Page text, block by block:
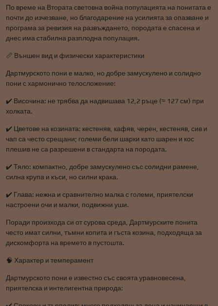
По време на Втората световна война популацията на понитата е
почти до изчезване, но благодарение на усилията за опазване и
програма за ревизия на развъждането, породата е спасена и
днес има стабилна разплодна популация.
📏 Външен вид и физически характеристики
Дартмурското пони е малко, но добре замускулено и солидно
пони с хармонично телосложение:
✔️ Височина: не трябва да надвишава 12,2 ръце (≈ 127 см) при
холката.
✔️ Цветове на козината: кестеняв, кафяв, черен, кестеняв, сив и
чап са често срещани; големи бели шарки като шарен и кос
плешив не са разрешени в стандарта на породата.
✔️ Тяло: компактно, добре замускулено със солидни рамене,
силна крупа и къси, но силни крака.
✔️ Глава: нежна и сравнително малка с големи, приятелски
настроени очи и малки, подвижни уши.
Поради произхода си от сурова среда, Дартмурските понита
често имат силни, тъмни копита и гъста козина, подходяща за
дискомфорта на времето в пустошта.
🧠 Характер и темперамент
Дартмурското пони е известно със своята уравновесена,
приятелска и интелигентна природа: